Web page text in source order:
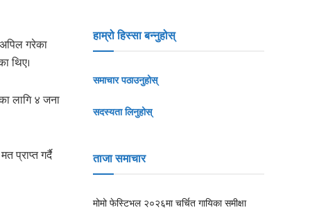
गरेका
थिए।
लागि ४ जना
प्राप्त गर्दै
हाम्रो हिस्सा बन्नुहोस्
समाचार पठाउनुहोस्
सदस्यता लिनुहोस्
ताजा समाचार
मोमो फेस्टिभल २०२६मा चर्चित गायिका समीक्षा